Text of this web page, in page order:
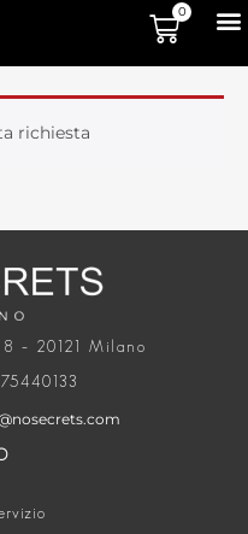
0
richiesta
– 20121 Milano